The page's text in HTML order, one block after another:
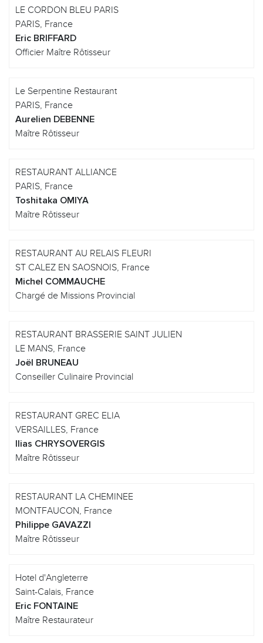
LE CORDON BLEU PARIS
PARIS, France
Eric BRIFFARD
Officier Maître Rôtisseur
Le Serpentine Restaurant
PARIS, France
Aurelien DEBENNE
Maître Rôtisseur
RESTAURANT ALLIANCE
PARIS, France
Toshitaka OMIYA
Maître Rôtisseur
RESTAURANT AU RELAIS FLEURI
ST CALEZ EN SAOSNOIS, France
Michel COMMAUCHE
Chargé de Missions Provincial
RESTAURANT BRASSERIE SAINT JULIEN
LE MANS, France
Joël BRUNEAU
Conseiller Culinaire Provincial
RESTAURANT GREC ELIA
VERSAILLES, France
Ilias CHRYSOVERGIS
Maître Rôtisseur
RESTAURANT LA CHEMINEE
MONTFAUCON, France
Philippe GAVAZZI
Maître Rôtisseur
Hotel d'Angleterre
Saint-Calais, France
Eric FONTAINE
Maître Restaurateur